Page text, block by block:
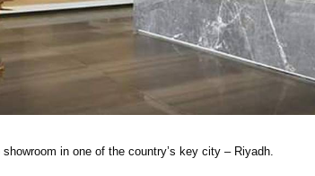
wo
Cooking RAK
Verstecktes
Induktionskochfeld für
in one of the country’s key city – Riyadh.